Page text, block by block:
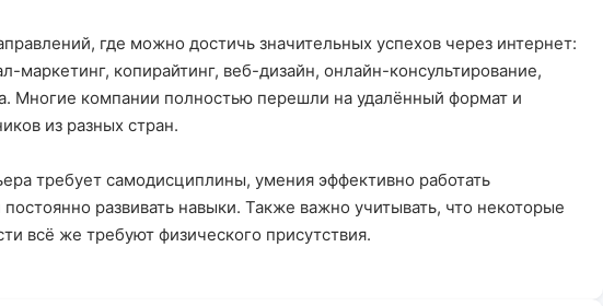
где можно достичь значительных успехов через интернет:
маркетинг, копирайтинг, веб-дизайн, онлайн-консультирование,
Многие компании полностью перешли на удалённый формат и
из разных стран.
требует самодисциплины, умения эффективно работать
развивать навыки. Также важно учитывать, что некоторые
всё же требуют физического присутствия.